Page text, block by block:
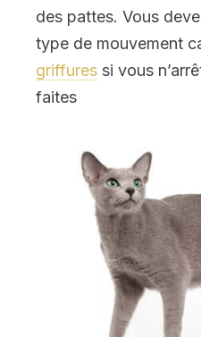
des pattes. Vous
type de mouvement
griffures si vous
faites